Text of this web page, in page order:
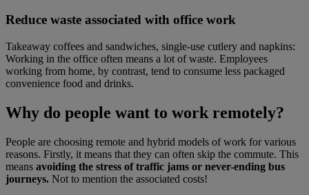
Reduce waste associated with office work
Takeaway coffees and sandwiches, single-use cutlery and napkins:
Working in the office often means a lot of waste. Employees
working from home, by contrast, tend to consume less packaged
convenience food and drinks.
Why do people want to work remotely?
People are choosing remote and hybrid models of work for various
reasons. Firstly, it means that they can often skip the commute. This
means avoiding the stress of traffic jams or never-ending bus
journeys. Not to mention the associated costs!